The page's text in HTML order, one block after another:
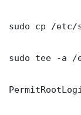
sudo cp /etc/
sudo tee -a /